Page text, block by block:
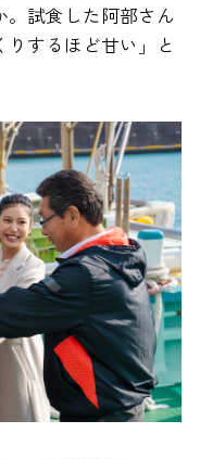
試食した阿部さん
するほど甘い」と